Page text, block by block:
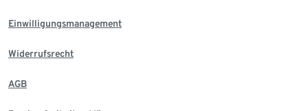
Einwilligungsmanagement
Widerrufsrecht
AGB